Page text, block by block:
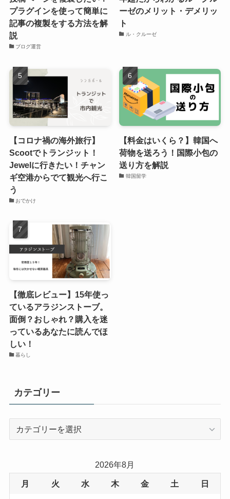
プラグインを使って簡単に
記事の複製をする方法を解
説
ブログ運営
ーゼのメリット・デメリッ
ト
ル・クルーゼ
【コロナ禍の海外旅行】
Scootでトランジット！
Jewelに行きたい！チャン
ギ空港からでて観光へ行こ
う
おでかけ
【料金はいくら？】韓国へ
荷物を送ろう！国際小包の
送り方を解説
韓国留学
【徹底レビュー】15年使っ
ているアラジンストーブ。
面倒？おしゃれ？購入を迷
っているあなたに読んでほ
しい！
暮らし
カテゴリー
ー
2026年8月
月 火 水 木 金 土 日